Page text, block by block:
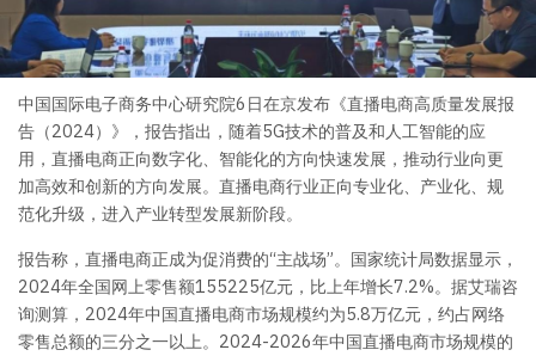
中国国际电子商务中心研究院6日在京发布《直播电商高质量发展报
告（2024）》，报告指出，随着5G技术的普及和人工智能的应
用，直播电商正向数字化、智能化的方向快速发展，推动行业向更
加高效和创新的方向发展。直播电商行业正向专业化、产业化、规
范化升级，进入产业转型发展新阶段。
报告称，直播电商正成为促消费的“主战场”。国家统计局数据显示，
2024年全国网上零售额155225亿元，比上年增长7.2%。据艾瑞咨
询测算，2024年中国直播电商市场规模约为5.8万亿元，约占网络
零售总额的三分之一以上。2024-2026年中国直播电商市场规模的